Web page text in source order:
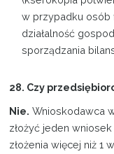
w przypadku osób
działalność
sporządzania
28. Czy
Nie. Wnioskodawca
złożyć jeden
złożenia więcej niż 1